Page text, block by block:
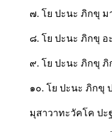
๗. โย ปะนะ ภิกขุ
๘. โย ปะนะ ภิกขุ อ
๙. โย ปะนะ ภิกขุ
๑๐. โย ปะนะ ภิกขุ
มุสาวาทะวัคโค ปะ